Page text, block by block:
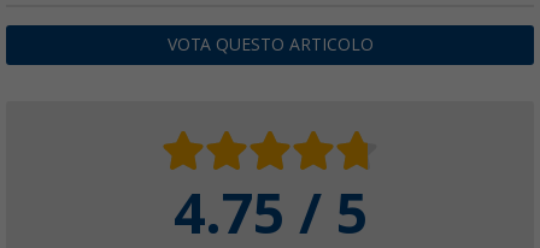
VOTA QUESTO ARTICOLO
4.75 / 5